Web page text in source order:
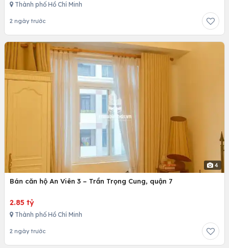
Thành phố Hồ Chí Minh
2 ngày trước
4
Bán căn hộ An Viên 3 – Trần Trọng Cung, quận 7
2.85 tỷ
Thành phố Hồ Chí Minh
2 ngày trước